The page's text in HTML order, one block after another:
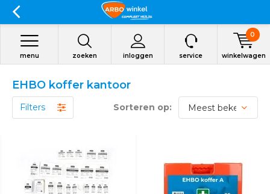
zoeken inloggen
menu service winkelwagen
0
EHBO koffer kantoor
Filters Sorteren op: